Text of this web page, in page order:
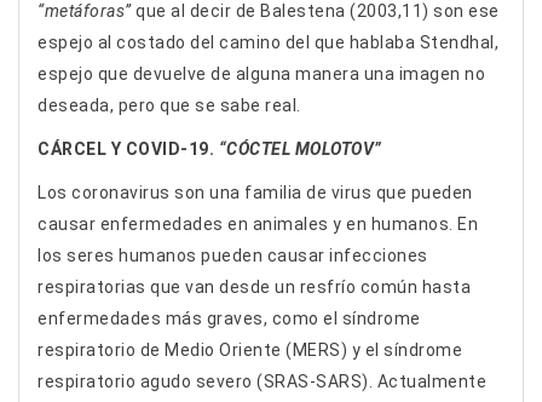
“metáforas”que al decir de Balestena (2003,11) son ese
espejo al costado del camino del que hablaba Stendhal,
espejo que devuelve de alguna manera una imagen no
deseada, pero que se sabe real.
CÁRCEL Y COVID-19. “CÓCTEL MOLOTOV”
Los coronavirus son una familia de virus que pueden
causar enfermedades en animales y en humanos. En
los seres humanos pueden causar infecciones
respiratorias que van desde un resfrío común hasta
enfermedades más graves, como el síndrome
respiratorio de Medio Oriente (MERS) y el síndrome
respiratorio agudo severo (SRAS-SARS). Actualmente